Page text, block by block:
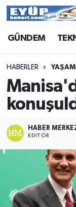
GÜNDEM
HABERLER YAŞAM
HABER
EDITÖR